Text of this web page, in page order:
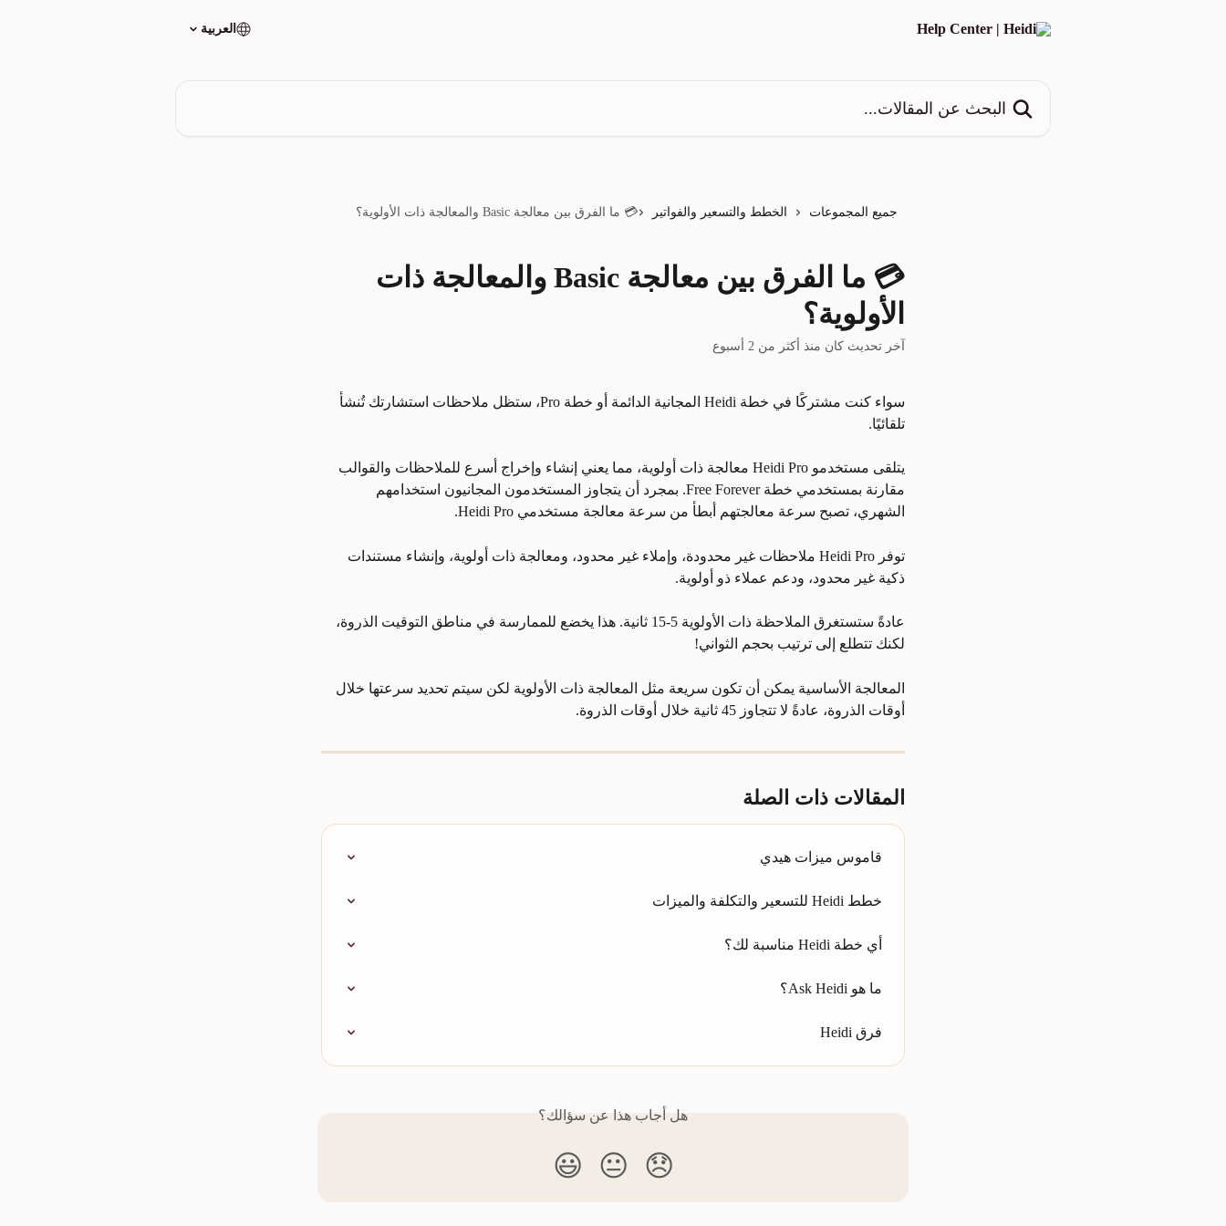
العربية
جميع المجموعات الخطط والتسعير والفواتير 💳 ما الفرق بين معالجة Basic والمعالجة ذات الأولوية؟
💳 ما الفرق بين معالجة Basic والمعالجة ذات
الأولوية؟
آخر تحديث كان منذ أكثر من 2 أسبوع
سواء كنت مشتركًا في خطة Heidi المجانية الدائمة أو خطة Pro، ستظل ملاحظات استشارتك تُنشأ
تلقائيًا.
يتلقى مستخدمو Heidi Pro معالجة ذات أولوية، مما يعني إنشاء وإخراج أسرع للملاحظات والقوالب
مقارنة بمستخدمي خطة Free Forever. بمجرد أن يتجاوز المستخدمون المجانيون استخدامهم
الشهري، تصبح سرعة معالجتهم أبطأ من سرعة معالجة مستخدمي Heidi Pro.
توفر Heidi Pro ملاحظات غير محدودة، وإملاء غير محدود، ومعالجة ذات أولوية، وإنشاء مستندات
ذكية غير محدود، ودعم عملاء ذو أولوية.
عادةً ستستغرق الملاحظة ذات الأولوية 5-15 ثانية. هذا يخضع للممارسة في مناطق التوقيت الذروة،
لكنك تتطلع إلى ترتيب بحجم الثواني!
المعالجة الأساسية يمكن أن تكون سريعة مثل المعالجة ذات الأولوية لكن سيتم تحديد سرعتها خلال
أوقات الذروة، عادةً لا تتجاوز 45 ثانية خلال أوقات الذروة.
المقالات ذات الصلة
قاموس ميزات هيدي
خطط Heidi للتسعير والتكلفة والميزات
أي خطة Heidi مناسبة لك؟
ما هو Ask Heidi؟
فرق Heidi
هل أجاب هذا عن سؤالك؟
😞
😐
😃